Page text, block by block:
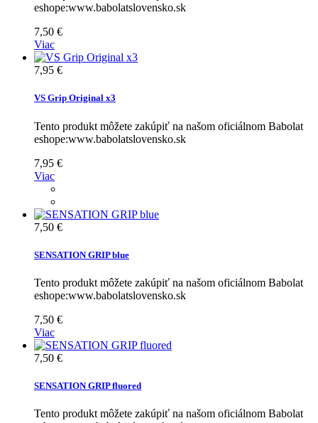
eshope:www.babolatslovensko.sk
7,50 €
Viac
7,95 €
VS Grip Original x3
Tento produkt môžete zakúpiť na našom oficiálnom Babolat
eshope:www.babolatslovensko.sk
7,95 €
Viac
7,50 €
SENSATION GRIP blue
Tento produkt môžete zakúpiť na našom oficiálnom Babolat
eshope:www.babolatslovensko.sk
7,50 €
Viac
7,50 €
SENSATION GRIP fluored
Tento produkt môžete zakúpiť na našom oficiálnom Babolat